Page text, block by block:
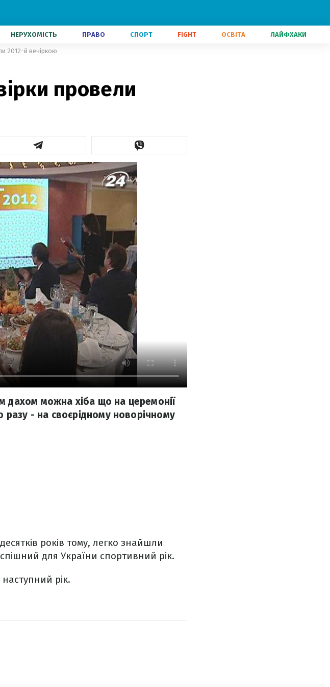
НЕРУХОМІСТЬ ПРАВО СПОРТ FIGHT ОСВІТА ЛАЙФХАКИ
2012-й вечіркою
провели
дахом можна хіба що на церемонії
разу - на своєрідному новорічному
років тому, легко знайшли
для України спортивний рік.
рік.